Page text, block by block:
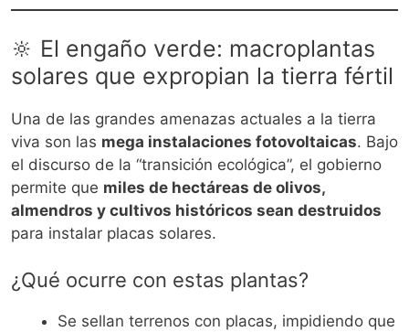
🔆 El engaño verde: macroplantas
solares que expropian la tierra fértil
Una de las grandes amenazas actuales a la tierra
viva son las mega instalaciones fotovoltaicas. Bajo
el discurso de la “transición ecológica”, el gobierno
permite que miles de hectáreas de olivos,
almendros y cultivos históricos sean destruidos
para instalar placas solares.
¿Qué ocurre con estas plantas?
Se sellan terrenos con placas, impidiendo que